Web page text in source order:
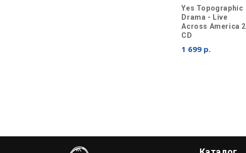
Yes Topographic
Drama - Live
Across America 2
CD
1 699 р.